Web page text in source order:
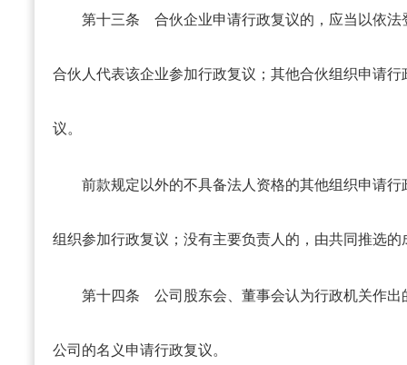
第十三条 合伙企业申请行政复议的，应当以依法
合伙人代表该企业参加行政复议；其他合伙组织申请
议。
前款规定以外的不具备法人资格的其他组织申请
组织参加行政复议；没有主要负责人的，由共同推选
第十四条 公司股东会、董事会认为行政机关作出
公司的名义申请行政复议。